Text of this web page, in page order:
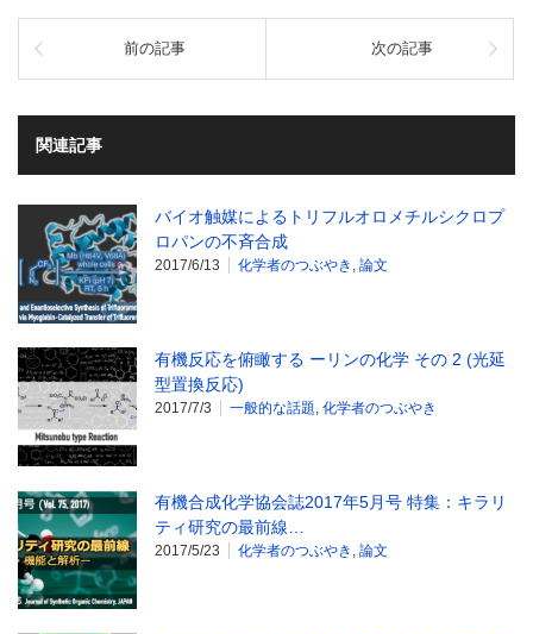
前の記事 次の記事
関連記事
バイオ触媒によるトリフルオロメチルシクロプ
ロパンの不斉合成
2017/6/13 化学者のつぶやき , 論文
有機反応を俯瞰する ーリンの化学 その 2 (光延
型置換反応)
2017/7/3 一般的な話題, 化学者のつぶやき
有機合成化学協会誌2017年5月号 特集：キラリ
ティ研究の最前線…
2017/5/23 化学者のつぶやき , 論文